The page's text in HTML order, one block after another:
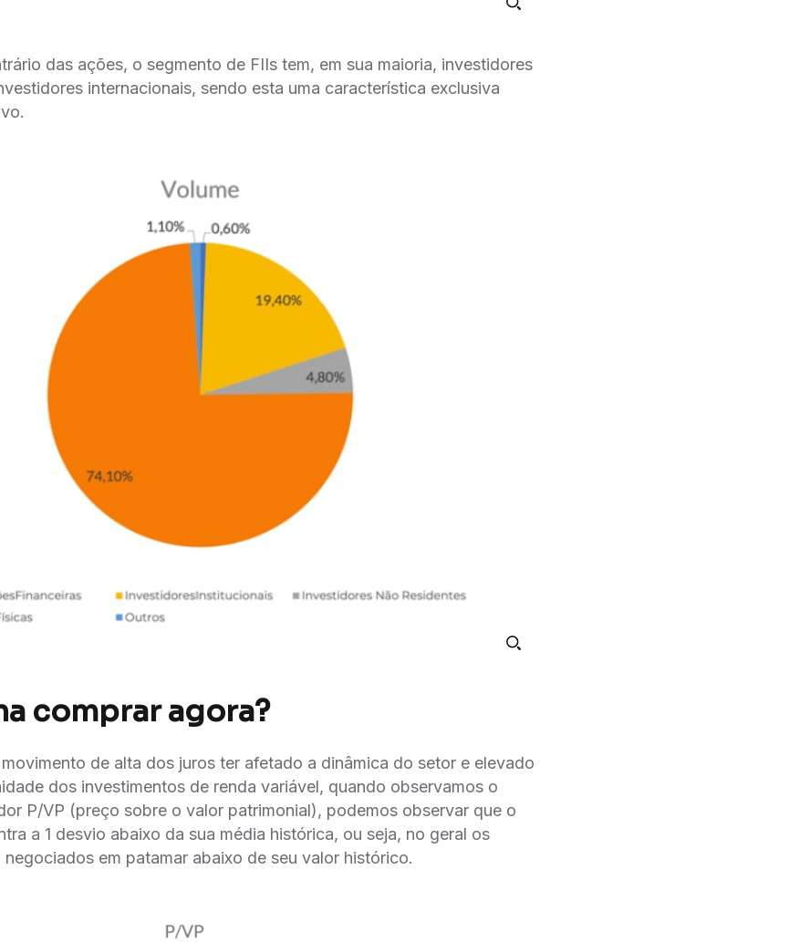
das ações, o segmento de FIIs tem, em sua maioria, investidores
internacionais, sendo esta uma característica exclusiva
comprar agora?
de alta dos juros ter afetado a dinâmica do setor e elevado
dos investimentos de renda variável, quando observamos o
P/VP (preço sobre o valor patrimonial), podemos observar que o
a 1 desvio abaixo da sua média histórica, ou seja, no geral os
em patamar abaixo de seu valor histórico.